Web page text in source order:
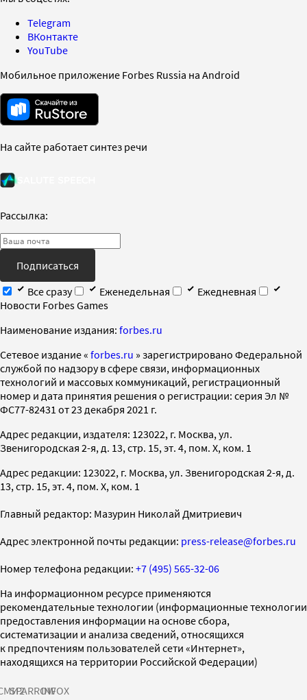
Telegram
ВКонтакте
YouTube
Мобильное приложение Forbes Russia на Android
На сайте работает синтез речи
Рассылка:
Подписаться
Все сразу
Еженедельная
Ежедневная
Новости Forbes Games
Наименование издания: forbes.ru
Cетевое издание « forbes.ru » зарегистрировано Федеральной
службой по надзору в сфере связи, информационных
технологий и массовых коммуникаций, регистрационный
номер и дата принятия решения о регистрации: серия Эл №
ФС77-82431 от 23 декабря 2021 г.
Адрес редакции, издателя: 123022, г. Москва, ул.
Звенигородская 2-я, д. 13, стр. 15, эт. 4, пом. X, ком. 1
Адрес редакции: 123022, г. Москва, ул. Звенигородская 2-я, д.
13, стр. 15, эт. 4, пом. X, ком. 1
Главный редактор: Мазурин Николай Дмитриевич
Адрес электронной почты редакции: press-release@forbes.ru
Номер телефона редакции: +7 (495) 565-32-06
На информационном ресурсе применяются
рекомендательные технологии (информационные технологии
предоставления информации на основе сбора,
систематизации и анализа сведений, относящихся
к предпочтениям пользователей сети «Интернет»,
находящихся на территории Российской Федерации)
SPARROWINFOX